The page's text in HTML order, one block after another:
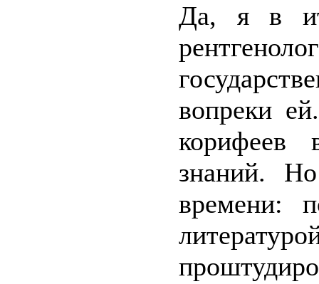
Да, я в
вопреки
корифеев
знаний.
времени: